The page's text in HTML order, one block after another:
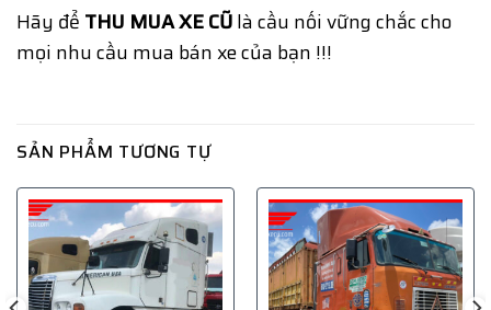
Hãy để THU MUA XE CŨlà cầu nối vững chắc cho
mọi nhu cầu mua bán xe của bạn !!!
SẢN PHẨM TƯƠNG TỰ